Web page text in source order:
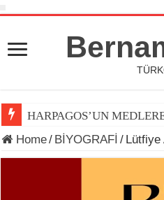
HARPAGOS’UN
Home/ BİYOGRAFİ / Lütfiye